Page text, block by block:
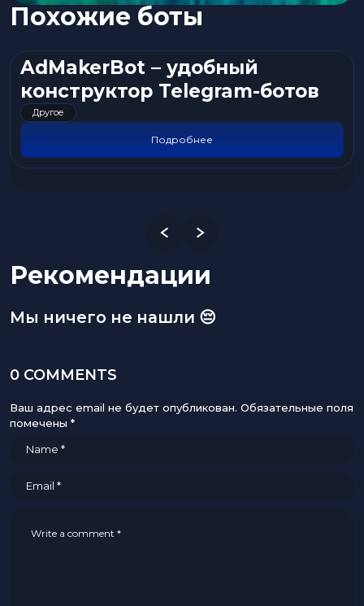
Похожие боты
AdMakerBot – удобный
конструктор Telegram-ботов
Другое
Подробнее
Рекомендации
Мы ничего не нашли 😔
0 COMMENTS
Ваш адрес email не будет опубликован. Обязательные поля
помечены *